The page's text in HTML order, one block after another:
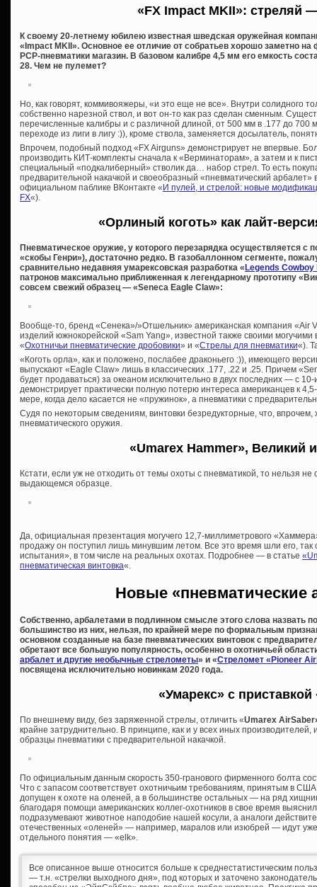
«FX Impact MKII»: стреляй
К своему 20-летнему юбилею известная шведская оружейная
«Impact MKII». Основное ее отличие от собратьев хорошо заметно
PCP-пневматики магазин. В базовом калибре 4,5 мм его емкость
28. Чем не пулемет?
Но, как говорят, коммивояжеры, «и это еще не все». Внутри солидного
собственно нарезной ствол, и вот он-то как раз сделан сменным.
перечисленные калибры и с различной длиной, от 500 мм в .177 до 700
переходе из лиги в лигу :)), кроме ствола, заменяется досылатель,
Впрочем, подобный подход «FX Airguns» демонстрирует не впервые.
производить КИТ-комплекты сначала к «Верминаторам», а затем и к
специальный «подкалиберный» стволик да… набор стрел. То есть
предварительной накачкой и своеобразный «пневматический
официальном паблике ВКонтакте « И пулей, и стрелой: новые
FX«).
«Орлиный коготь» как лайт-
Пневматическое оружие, у которого перезарядка осуществляется
«скобы Генри»), достаточно редко. В газобаллонном сегменте,
сравнительно недавняя умарексовская разработка « Legends Cowboy
патронов максимально приближенная к легендарному прототипу
совсем свежий образец — «Seneca Eagle Claw»:
Вообще-то, бренд «Сенека»/»Отшельник» американская компания «Air
изделий южнокорейской «Sam Yang», известной также своими
«Охотничьи пневматические дробовики» и «Стрелы для пневматики«).
«Коготь орла», как и положено, послабее драконьего :)), имеющего
выпускают «Eagle Claw» лишь в классических .177, .22 и .25. Причем
будет продаваться) за океаном исключительно в двух последних — с
демонстрирует практически полную потерю интереса американцев к
мере, когда дело касается не «пружинок», а пневматики с
Судя по некоторым сведениям, винтовки безредукторные, что, впрочем,
пневматического оружия.
«Umarex Hammer», Великий
Кстати, если уж не отходить от темы охоты с пневматикой, то нельзя
выдающемся образце.
Да, официальная презентация могучего 12,7-миллиметрового
продажу он поступил лишь минувшим летом. Все это время шли его, так
испытания», в том числе на реальных охотах. Подробнее — в статье
пневматическая винтовка«.
Новые «пневматические
Собственно, арбалетами в подлинном смысле этого слова назвать
большинство из них, нельзя, по крайней мере по формальным
основном созданные на базе пневматических винтовок с
обретают все большую популярность, особенно в охотничьей
арбалет и другие необычные стрелометы» и «Стреломет «Pioneer
посвящена исключительно новинкам 2020 года.
«Умарекс» с приставкой
По внешнему виду, без заряженной стрелы, отличить «Umarex
крайне затруднительно. В принципе, как и у всех иных производителей,
образцы пневматики с предварительной накачкой.
По официальным данным скорость 350-гранового фирменного болта
Что с запасом соответствует охотничьим требованиям, принятым в
допущен к охоте на оленей, а в большинстве остальных — на ряд
благодаря помощи американских коллег-охотников в свое время
подразумевают животное наподобие нашей косули, а аналоги
отечественных «оленей» — например, маралов или изюбрей — идут уже
отдельного понятия — «elk».
Все описанное выше относится больше к среднестатистическим
— т.н. «стрелки выходного дня», под которых и заточено